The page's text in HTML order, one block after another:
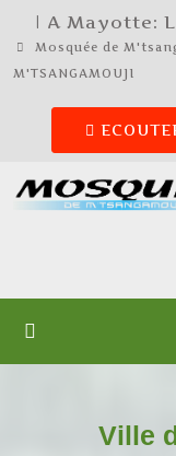
| A Mayotte:
Mosquée de
M'TSANGAMOUJI
Ville